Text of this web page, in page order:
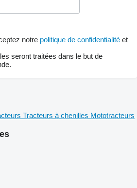
notre politique de confidentialité et
seront traitées dans le but de
Tracteurs à chenilles Mototracteurs